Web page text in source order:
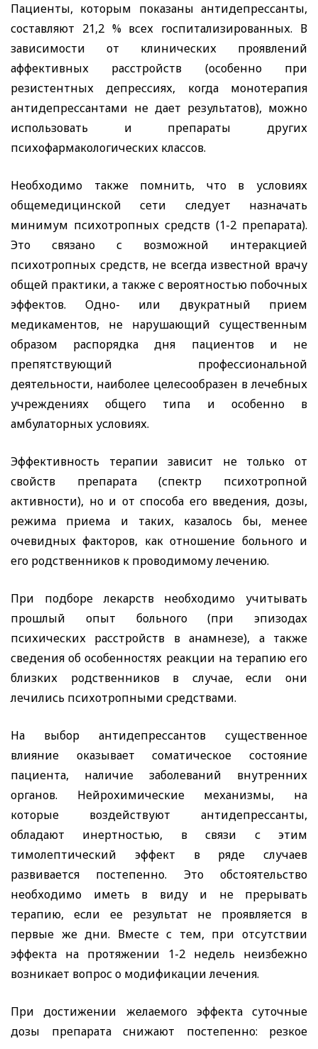
Пациенты, которым показаны антидепрессанты,
составляют 21,2 % всех госпитализированных. В
зависимости от клинических проявлений
аффективных расстройств (особенно при
резистентных депрессиях, когда монотерапия
антидепрессантами не дает результатов), можно
использовать и препараты других
психофармакологических классов.
Необходимо также помнить, что в условиях
общемедицинской сети следует назначать
минимум психотропных средств (1-2 препарата).
Это связано с возможной интеракцией
психотропных средств, не всегда известной врачу
общей практики, а также с вероятностью побочных
эффектов. Одно- или двукратный прием
медикаментов, не нарушающий существенным
образом распорядка дня пациентов и не
препятствующий профессиональной
деятельности, наиболее целесообразен в лечебных
учреждениях общего типа и особенно в
амбулаторных условиях.
Эффективность терапии зависит не только от
свойств препарата (спектр психотропной
активности), но и от способа его введения, дозы,
режима приема и таких, казалось бы, менее
очевидных факторов, как отношение больного и
его родственников к проводимому лечению.
При подборе лекарств необходимо учитывать
прошлый опыт больного (при эпизодах
психических расстройств в анамнезе), а также
сведения об особенностях реакции на терапию его
близких родственников в случае, если они
лечились психотропными средствами.
На выбор антидепрессантов существенное
влияние оказывает соматическое состояние
пациента, наличие заболеваний внутренних
органов. Нейрохимические механизмы, на
которые воздействуют антидепрессанты,
обладают инертностью, в связи с этим
тимолептический эффект в ряде случаев
развивается постепенно. Это обстоятельство
необходимо иметь в виду и не прерывать
терапию, если ее результат не проявляется в
первые же дни. Вместе с тем, при отсутствии
эффекта на протяжении 1-2 недель неизбежно
возникает вопрос о модификации лечения.
При достижении желаемого эффекта суточные
дозы препарата снижают постепенно: резкое